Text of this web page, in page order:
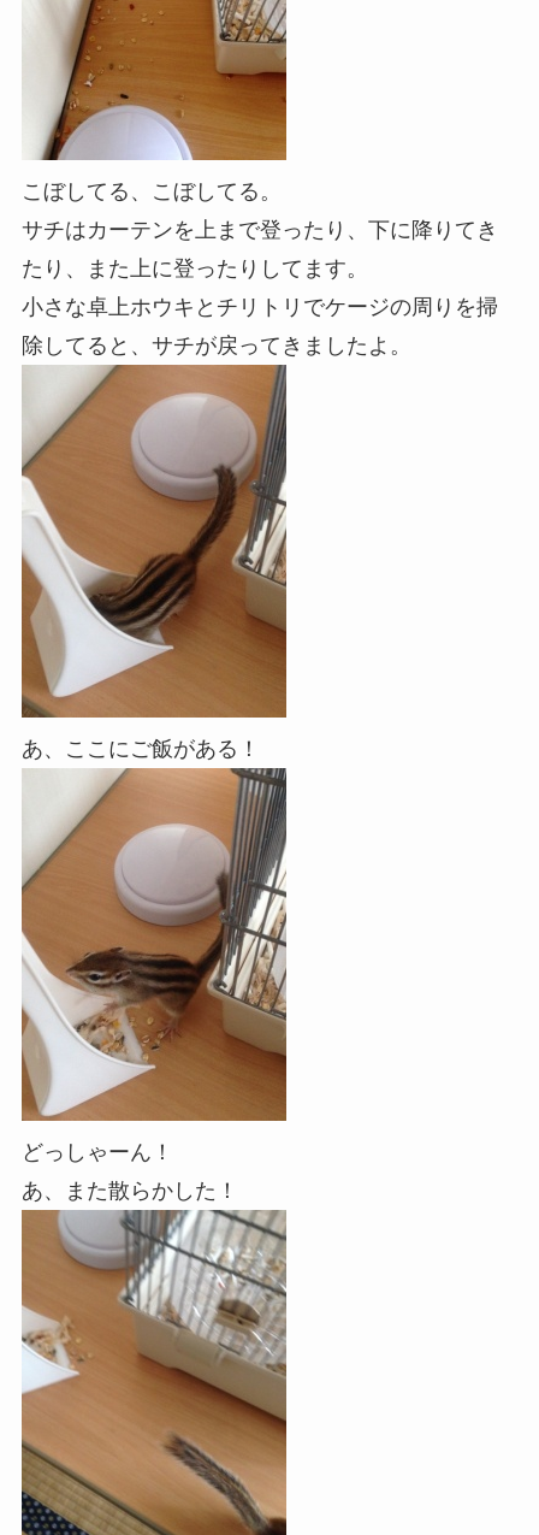
こぼしてる、こぼしてる。
サチはカーテンを上まで登ったり、下に降りてき
たり、また上に登ったりしてます。
小さな卓上ホウキとチリトリでケージの周りを掃
除してると、サチが戻ってきましたよ。
あ、ここにご飯がある！
どっしゃーん！
あ、また散らかした！